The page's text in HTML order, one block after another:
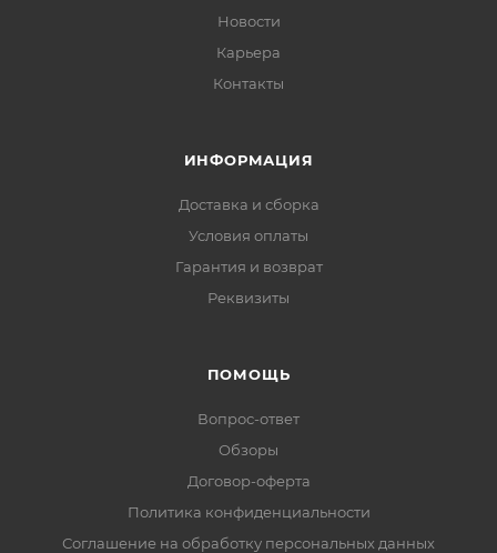
Новости
Карьера
Контакты
ИНФОРМАЦИЯ
Доставка и сборка
Условия оплаты
Гарантия и возврат
Реквизиты
ПОМОЩЬ
Вопрос-ответ
Обзоры
Договор-оферта
Политика конфиденциальности
Соглашение на обработку персональных данных